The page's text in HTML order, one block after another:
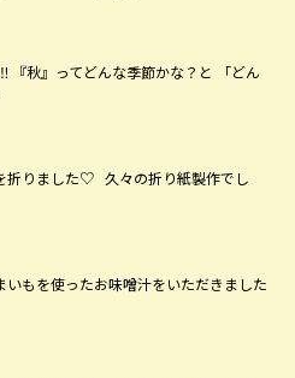
秋』ってどんな季節かな？と 「どん
りました♡ 久々の折り紙製作でし
もを使ったお味噌汁をいただきました
（1・2歳児）